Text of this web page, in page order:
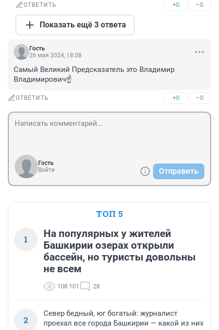
ОТВЕТИТЬ +0 –0
Показать ещё 3 ответа
Гость
26 мая 2024, 18:08
Самый Великий Предсказатель это Владимир
Владимирович☝️
ОТВЕТИТЬ +0 –0
Гость
Войти
Отправить
ТОП 5
1
На популярных у жителей
Башкирии озерах открыли
бассейн, но туристы довольны
не всем
108 101 28
2
Север бедный, юг богатый: журналист
проехал все города Башкирии — какой из них